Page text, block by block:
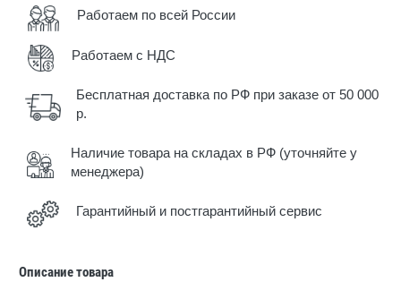
Работаем по всей России
Работаем с НДС
Бесплатная доставка по РФ при заказе от 50 000
р.
Наличие товара на складах в РФ (уточняйте у
менеджера)
Гарантийный и постгарантийный сервис
Описание товара